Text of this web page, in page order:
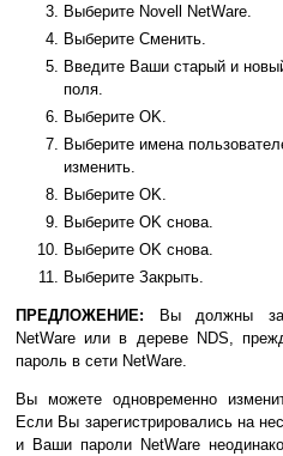
Выберите Novell NetWare.
Выберите Сменить.
Введите Ваши старый и
поля.
Выберите OK.
Выберите имена
изменить.
Выберите OK.
Выберите OK снова.
Выберите OK снова.
Выберите Закрыть.
ПРЕДЛОЖЕНИЕ: Вы должны
NetWare или в дереве NDS,
пароль в сети NetWare.
Вы можете одновременно
Если Вы зарегистрировались на
и Ваши пароли NetWare